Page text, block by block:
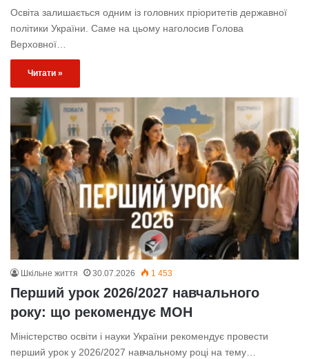
Освіта залишається одним із головних пріоритетів державної
політики України. Саме на цьому наголосив Голова
Верховної…
Читати »
Шкільне життя 30.07.2026 1 453
Перший урок 2026/2027 навчального
року: що рекомендує МОН
Міністерство освіти і науки України рекомендує провести
перший урок у 2026/2027 навчальному році на тему…